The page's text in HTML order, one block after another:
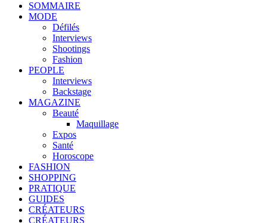
SOMMAIRE
MODE
Défilés
Interviews
Shootings
Fashion
PEOPLE
Interviews
Backstage
MAGAZINE
Beauté
Maquillage
Expos
Santé
Horoscope
FASHION
SHOPPING
PRATIQUE
GUIDES
CRÉATEURS
CRÉATEURS